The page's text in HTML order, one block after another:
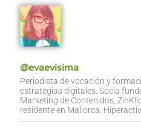
@evaevisima
Periodista de vocación y
estrategias digitales. Socia
Marketing de Contenidos,
residente en Mallorca.